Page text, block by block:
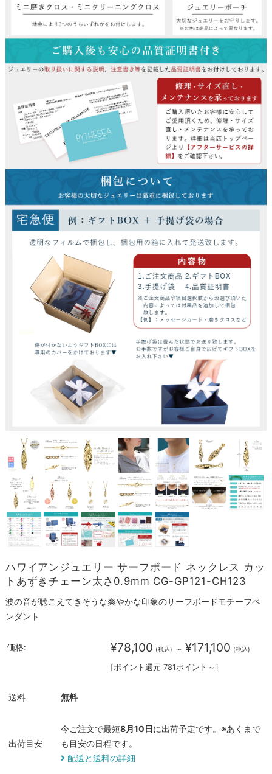
ハワイアンジュエリー サーフボード ネックレス カッ
トあずきチェーン太さ0.9mm CG-GP121-CH123
波の音が聴こえてきそうな爽やかな印象のサーフボードモチーフペ
ンダント
価格: ¥78,100 (税込) ～ ¥171,100 (税込)
[ポイント還元 781ポイント～]
送料 無料
出荷目安
今ご注文で最短8月10日に出荷予定です。※あくまで
も目安の日程です。
配送と送料の詳細